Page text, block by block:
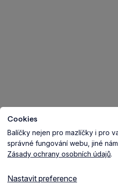
Cookies
Balíčky nejen pro mazlíčky i pro
správné fungování webu, jiné
Zásady ochrany osobních údajů.
Nastavit preference